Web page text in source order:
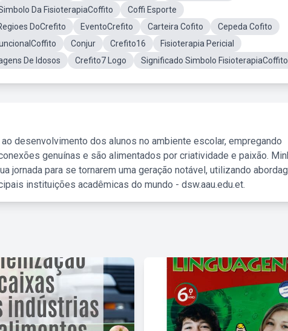
Da FisioterapiaCoffito
Coffi Esporte
DoCrefito EventoCrefito Carteira Cofito
Cepeda Cofito
Conjur Crefito16
Fisioterapia Pericial
De Idosos Crefito7 Logo Significado Simbolo FisioterapiaCoffito
desenvolvimento dos alunos no ambiente escolar, empregando
genuínas e são alimentados por criatividade e paixão.
jornada para se tornarem uma geração notável, utilizando
instituições acadêmicas do mundo - dsw.aau.edu.et.